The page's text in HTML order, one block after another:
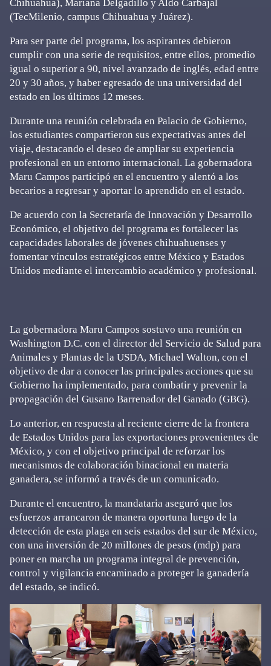
Chihuahua), Mariana Delgadillo y Aldo Carbajal
(TecMilenio, campus Chihuahua y Juárez).
Para ser parte del programa, los aspirantes debieron
cumplir con una serie de requisitos, entre ellos, promedio
igual o superior a 90, nivel avanzado de inglés, edad entre
20 y 30 años, y haber egresado de una universidad del
estado en los últimos 12 meses.
Durante una reunión celebrada en Palacio de Gobierno,
los estudiantes compartieron sus expectativas antes del
viaje, destacando el deseo de ampliar su experiencia
profesional en un entorno internacional. La gobernadora
Maru Campos participó en el encuentro y alentó a los
becarios a regresar y aportar lo aprendido en el estado.
De acuerdo con la Secretaría de Innovación y Desarrollo
Económico, el objetivo del programa es fortalecer las
capacidades laborales de jóvenes chihuahuenses y
fomentar vínculos estratégicos entre México y Estados
Unidos mediante el intercambio académico y profesional.
La gobernadora Maru Campos sostuvo una reunión en
Washington D.C. con el director del Servicio de Salud para
Animales y Plantas de la USDA, Michael Walton, con el
objetivo de dar a conocer las principales acciones que su
Gobierno ha implementado, para combatir y prevenir la
propagación del Gusano Barrenador del Ganado (GBG).
Lo anterior, en respuesta al reciente cierre de la frontera
de Estados Unidos para las exportaciones provenientes de
México, y con el objetivo principal de reforzar los
mecanismos de colaboración binacional en materia
ganadera, se informó a través de un comunicado.
Durante el encuentro, la mandataria aseguró que los
esfuerzos arrancaron de manera oportuna luego de la
detección de esta plaga en seis estados del sur de México,
con una inversión de 20 millones de pesos (mdp) para
poner en marcha un programa integral de prevención,
control y vigilancia encaminado a proteger la ganadería
del estado, se indicó.